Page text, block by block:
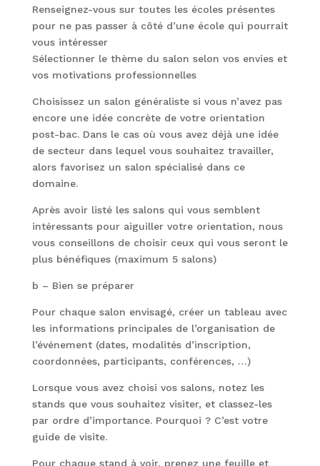
Renseignez-vous sur toutes les écoles présentes
pour ne pas passer à côté d’une école qui pourrait
vous intéresser
Sélectionner le thème du salon selon vos envies et
vos motivations professionnelles
Choisissez un salon généraliste si vous n’avez pas
encore une idée concrète de votre orientation
post-bac. Dans le cas où vous avez déjà une idée
de secteur dans lequel vous souhaitez travailler,
alors favorisez un salon spécialisé dans ce
domaine.
Après avoir listé les salons qui vous semblent
intéressants pour aiguiller votre orientation, nous
vous conseillons de choisir ceux qui vous seront le
plus bénéfiques (maximum 5 salons)
b – Bien se préparer
Pour chaque salon envisagé, créer un tableau avec
les informations principales de l’organisation de
l’événement (dates, modalités d’inscription,
coordonnées, participants, conférences, …)
Lorsque vous avez choisi vos salons, notez les
stands que vous souhaitez visiter, et classez-les
par ordre d’importance. Pourquoi ? C’est votre
guide de visite.
Pour chaque stand à voir, prenez une feuille et